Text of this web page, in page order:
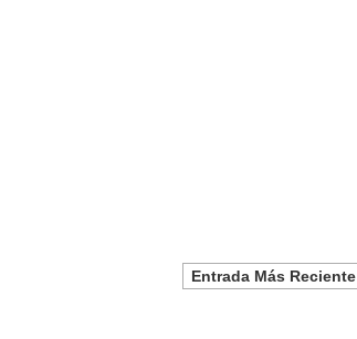
Entrada Más Reciente